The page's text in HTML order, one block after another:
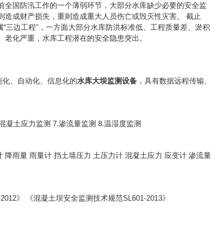
国防汛工作的一个薄弱环节，大部分水库缺少必要的安全监
成财产损失，重则造成重大人员伤亡或毁灭性灾害。 截止
三边工程"，一方面大部分水库防洪标准低、工程质量差、淤积
化严重，水库工程潜在的安全隐患突出。
、自动化、信息化的水库大坝监测设备 ，具有数据远程传输、
凝土应力监测 7.渗流量监测 8.温湿度监测
雨量 雨量计 挡土墙压力 土压力计 混凝土应力 应变计 渗流量
》 《混凝土坝安全监测技术规范SL601-2013》